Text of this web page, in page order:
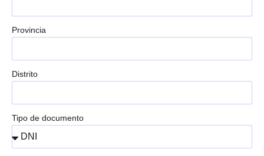
Provincia
Distrito
Tipo de documento